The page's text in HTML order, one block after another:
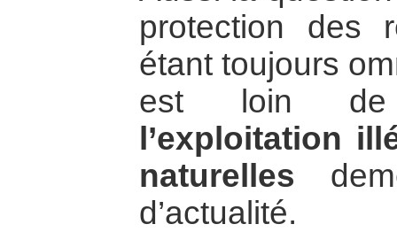
protection des
étant toujours
est loin de
l’exploitation
naturelles
d’actualité.